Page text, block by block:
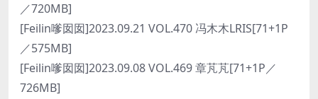
／720MB]
[Feilin嗲囡囡]2023.09.21 VOL.470 冯木木LRIS[71+1P
／575MB]
[Feilin嗲囡囡]2023.09.08 VOL.469 章芃芃[71+1P／
726MB]